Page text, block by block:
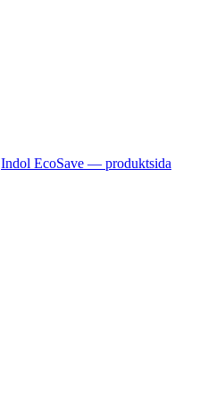
Indol EcoSave — produktsida